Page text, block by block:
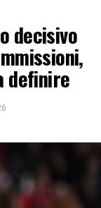
decisivo
definire